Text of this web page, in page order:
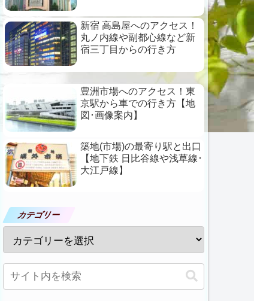
新宿 高島屋へのアクセス！
丸ノ内線や副都心線など新
宿三丁目からの行き方
豊洲市場へのアクセス！東
京駅から車での行き方【地
図･画像案内】
築地(市場)の最寄り駅と出口
【地下鉄 日比谷線や浅草線･
大江戸線】
カテゴリー